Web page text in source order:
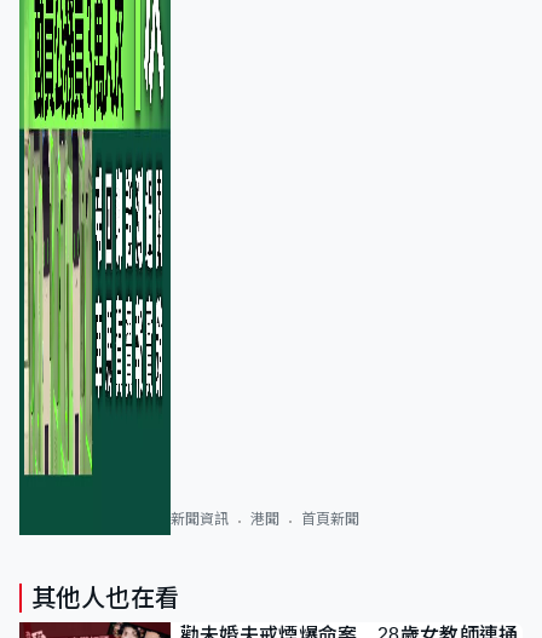
新聞資訊 港聞 首頁新聞
其他人也在看